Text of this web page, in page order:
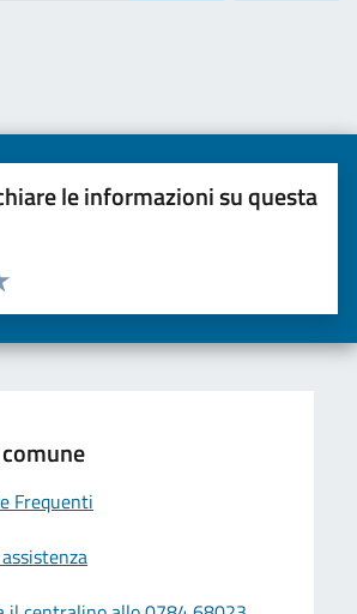
le informazioni su questa
pagina
5 stelle su 5
4 stelle su 5
su 5
su 5
5
Frequenti